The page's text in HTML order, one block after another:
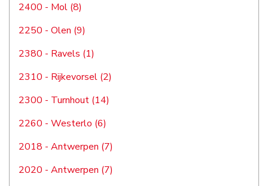
2400 - Mol (8)
2250 - Olen (9)
2380 - Ravels (1)
2310 - Rijkevorsel (2)
2300 - Turnhout (14)
2260 - Westerlo (6)
2018 - Antwerpen (7)
2020 - Antwerpen (7)